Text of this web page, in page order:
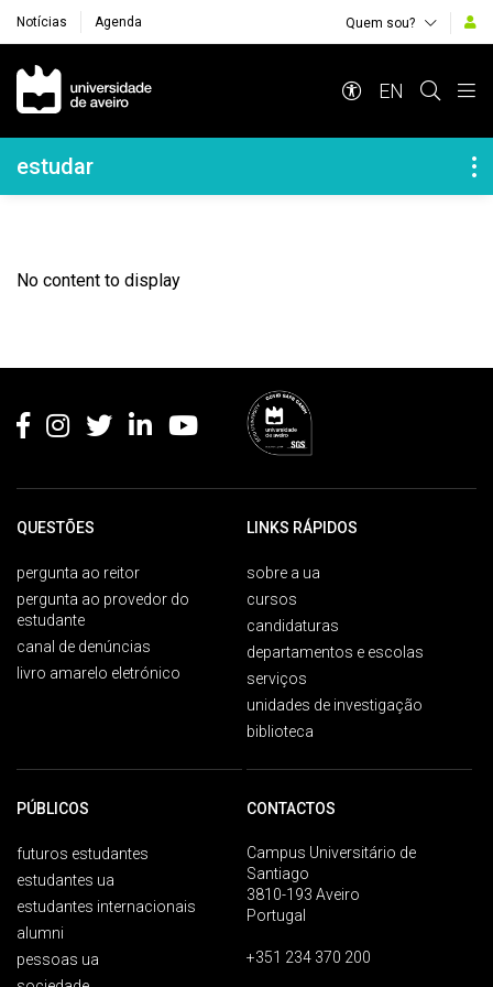
Notícias Agenda Quem sou?
Navegação Principal
EN
Navegação Lateral
estudar
No content to display
QUESTÕES
pergunta ao reitor
pergunta ao provedor do
estudante
canal de denúncias
livro amarelo eletrónico
LINKS RÁPIDOS
sobre a ua
cursos
candidaturas
departamentos e escolas
serviços
unidades de investigação
biblioteca
PÚBLICOS
futuros estudantes
estudantes ua
estudantes internacionais
alumni
pessoas ua
CONTACTOS
Campus Universitário de
Santiago
3810-193 Aveiro
Portugal
+351 234 370 200